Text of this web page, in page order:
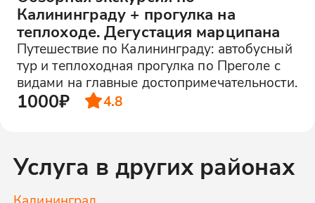
Калининграду + прогулка на
теплоходе. Дегустация марципана
Путешествие по Калининграду: автобусный
тур и теплоходная прогулка по Преголе с
видами на главные достопримечательности.
1000₽ 4.8
Услуга в других районах